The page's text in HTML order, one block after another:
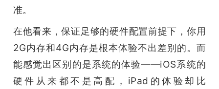
准。
在他看来，保证足够的硬件配置前提下，你用
2G内存和4G内存是根本体验不出差别的。而
能感觉出区别的是系统的体验——iOS系统的
硬件从来都不是高配，iPad的体验却比